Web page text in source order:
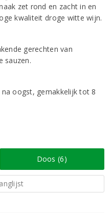
zet rond en zacht in en
kwaliteit droge witte wijn.
gerechten van
sauzen.
oogst, gemakkelijk tot 8
Doos (6)